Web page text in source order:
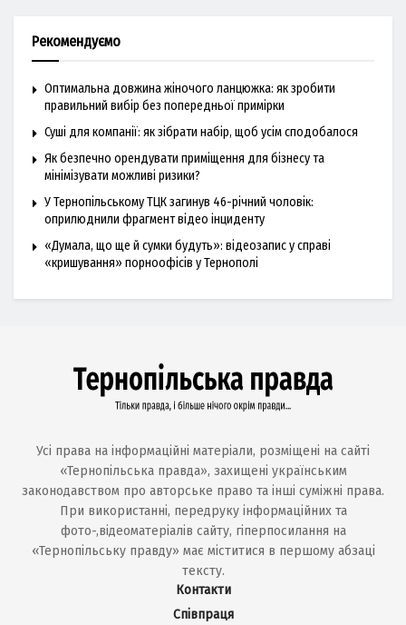
Рекомендуємо
Оптимальна довжина жіночого ланцюжка: як зробити
правильний вибір без попередньої примірки
Суші для компанії: як зібрати набір, щоб усім сподобалося
Як безпечно орендувати приміщення для бізнесу та
мінімізувати можливі ризики?
У Тернопільському ТЦК загинув 46-річний чоловік:
оприлюднили фрагмент відео інциденту
«Думала, що ще й сумки будуть»: відеозапис у справі
«кришування» порноофісів у Тернополі
Усі права на інформаційні матеріали, розміщені на сайті
«Тернопільська правда», захищені українським
законодавством про авторське право та інші суміжні права.
При використанні, передруку інформаційних та
фото-,відеоматеріалів сайту, гіперпосилання на
«Тернопільську правду» має міститися в першому абзаці
тексту.
Контакти
Співпраця